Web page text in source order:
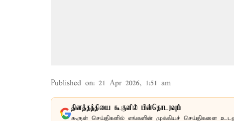
Published on: 21 Apr 2026, 1:51 am
தினத்தந்தியை கூகுளில் பின்தொடரவும்
கூகுள் செய்திகளில் எங்களின் முக்கியச் செய்திகளை